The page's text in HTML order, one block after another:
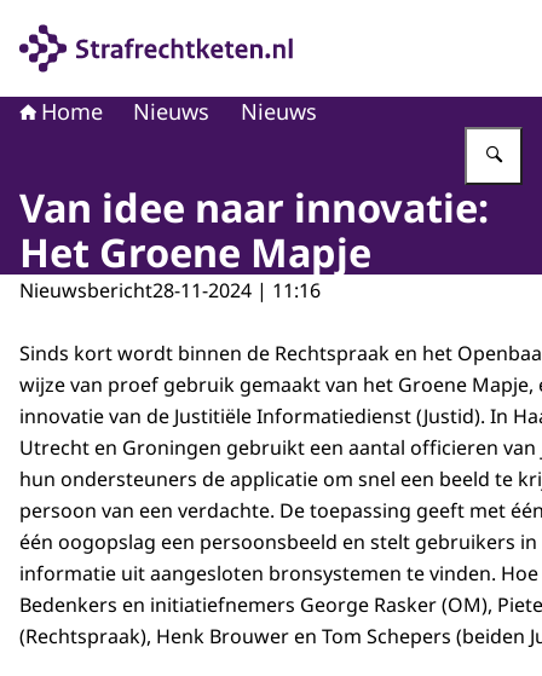
Home Nieuws Nieuws
Van idee naar innovatie:
Het Groene Mapje
Nieuwsbericht28-11-2024 | 11:16
Sinds kort wordt binnen de Rechtspraak en het
wijze van proef gebruik gemaakt van het Groene Mapje,
innovatie van de Justitiële Informatiedienst (Justid). In
Utrecht en Groningen gebruikt een aantal officieren
hun ondersteuners de applicatie om snel een beeld te
persoon van een verdachte. De toepassing geeft met
één oogopslag een persoonsbeeld en stelt gebruikers
informatie uit aangesloten bronsystemen te vinden.
Bedenkers en initiatiefnemers George Rasker (OM),
(Rechtspraak), Henk Brouwer en Tom Schepers (beiden